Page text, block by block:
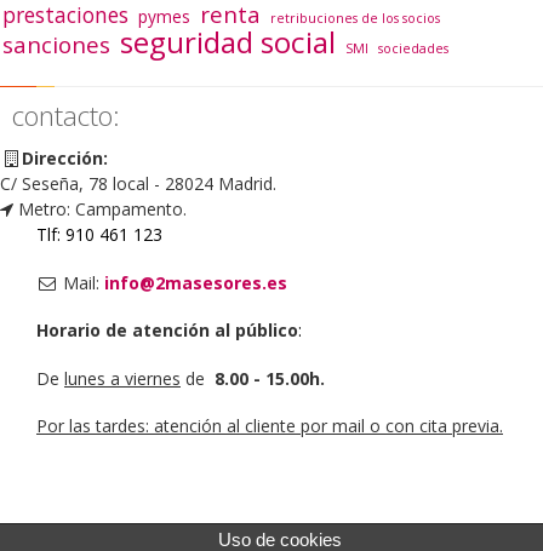
prestaciones pymes renta retribuciones de los socios
sanciones seguridad social SMI sociedades
contacto:
Dirección:
C/ Seseña, 78 local - 28024 Madrid.
Metro: Campamento.
Tlf: 910 461 123
Mail: info@2masesores.es
Horario de atención al público:
De lunes a viernes de 8.00 - 15.00h.
Por las tardes: atención al cliente por mail o con cita previa.
Uso de cookies